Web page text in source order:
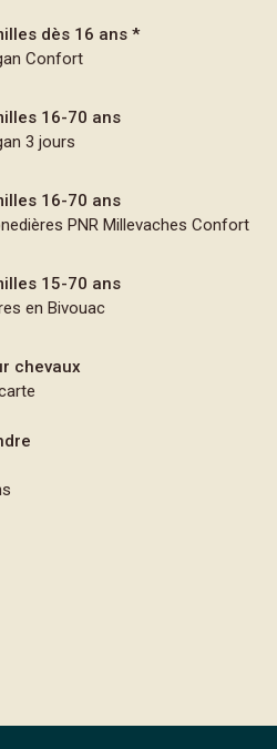
dès 16 ans *
Confort
16-70 ans
3 jours
16-70 ans
PNR Millevaches Confort
15-70 ans
en Bivouac
chevaux